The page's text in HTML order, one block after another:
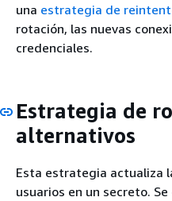
una estrategia de
rotación, las nuevas
credenciales.
Estrategia de
alternativos
Esta estrategia actualiza
usuarios en un secreto.